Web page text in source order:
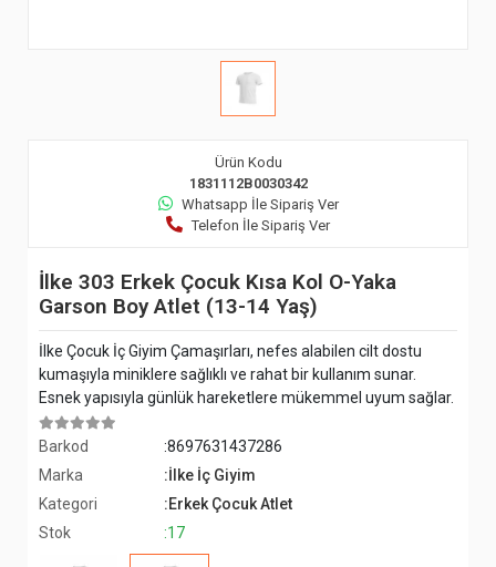
Ürün Kodu
1831112B0030342
Whatsapp İle Sipariş Ver
Telefon İle Sipariş Ver
İlke 303 Erkek Çocuk Kısa Kol O-Yaka
Garson Boy Atlet (13-14 Yaş)
İlke Çocuk İç Giyim Çamaşırları, nefes alabilen cilt dostu
kumaşıyla miniklere sağlıklı ve rahat bir kullanım sunar.
Esnek yapısıyla günlük hareketlere mükemmel uyum sağlar.
Barkod
:8697631437286
Marka
:İlke İç Giyim
Kategori
:Erkek Çocuk Atlet
Stok
:17